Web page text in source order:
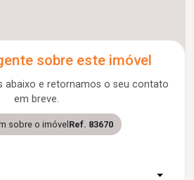
sobre este imóvel
abaixo e retornamos o seu contato
em breve.
sobre o imóvelRef. 83670